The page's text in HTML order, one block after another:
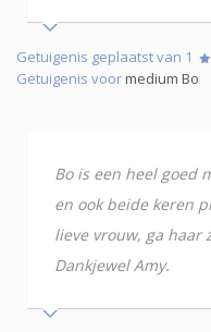
Getuigenis geplaatst van 1
Getuigenis voormedium Bo
Bo is een heel goed
en ook beide keren
lieve vrouw, ga haar
Dankjewel Amy.